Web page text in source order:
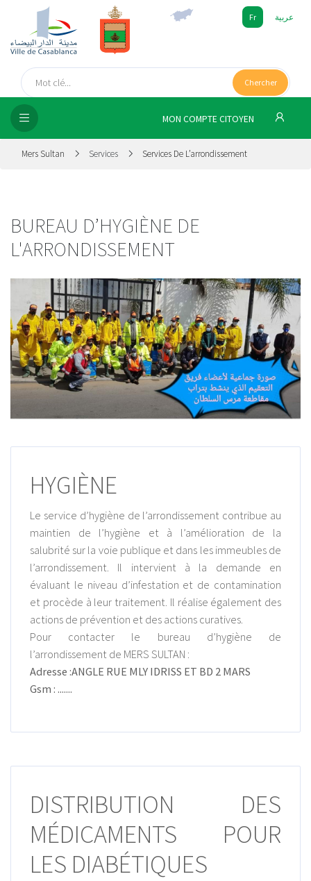
Fr عربية
Chercher
MON COMPTE CITOYEN
Mers Sultan Services Services De L’arrondissement
BUREAU D’HYGIÈNE DE
L'ARRONDISSEMENT
HYGIÈNE
Le service d’hygiène de l’arrondissement contribue au
maintien de l’hygiène et à l’amélioration de la
salubrité sur la voie publique et dans les immeubles de
l’arrondissement. Il intervient à la demande en
évaluant le niveau d’infestation et de contamination
et procède à leur traitement. Il réalise également des
actions de prévention et des actions curatives.
Pour contacter le bureau d’hygiène de
l’arrondissement de MERS SULTAN :
Adresse :ANGLE RUE MLY IDRISS ET BD 2 MARS
Gsm : .......
DISTRIBUTION DES
MÉDICAMENTS POUR
LES DIABÉTIQUES